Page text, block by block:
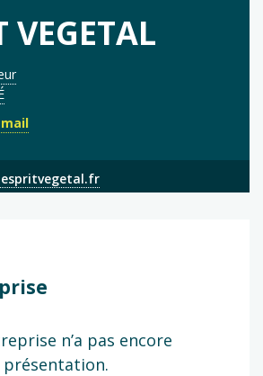
VEGETAL
n’a pas encore
présentation.